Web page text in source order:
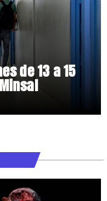
de 13 a 15